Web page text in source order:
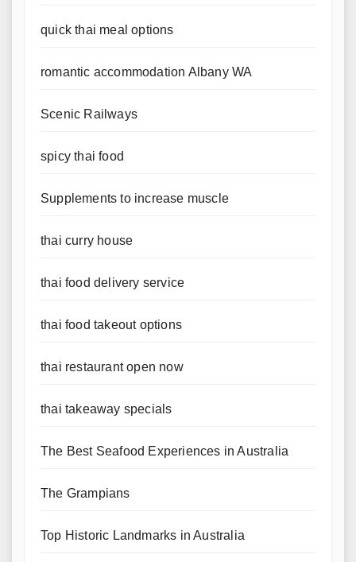
quick thai meal options
romantic accommodation Albany WA
Scenic Railways
spicy thai food
Supplements to increase muscle
thai curry house
thai food delivery service
thai food takeout options
thai restaurant open now
thai takeaway specials
The Best Seafood Experiences in Australia
The Grampians
Top Historic Landmarks in Australia